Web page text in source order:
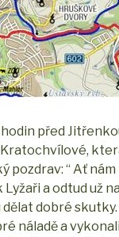
před
“ Ať
a odtud už
dobré
náladě a